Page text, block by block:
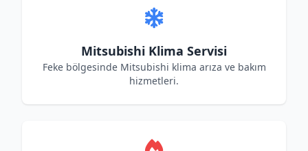
Mitsubishi Klima Servisi
Feke bölgesinde Mitsubishi klima arıza ve bakım
hizmetleri.